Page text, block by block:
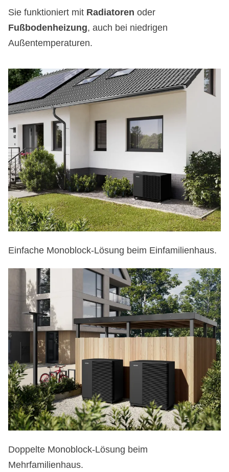
Sie funktioniert mit Radiatoren oder
Fußbodenheizung, auch bei niedrigen
Außentemperaturen.
Einfache Monoblock-Lösung beim Einfamilienhaus.
Doppelte Monoblock-Lösung beim
Mehrfamilienhaus.